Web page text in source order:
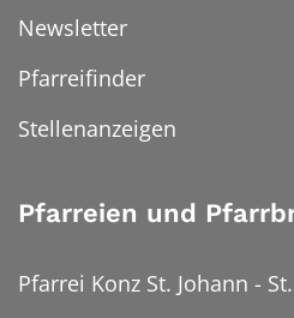
Newsletter
Pfarreifinder
Stellenanzeigen
Pfarreien und
Pfarrei Konz St. Johann -